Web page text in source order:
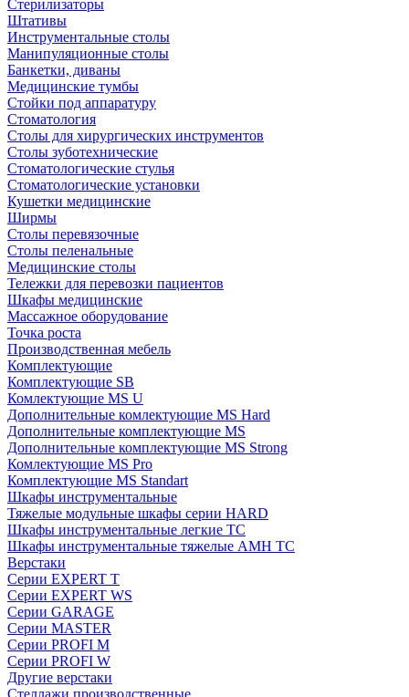
Стерилизаторы
Штативы
Инструментальные столы
Манипуляционные столы
Банкетки, диваны
Медицинские тумбы
Стойки под аппаратуру
Стоматология
Столы для хирургических инструментов
Столы зуботехнические
Стоматологические стулья
Стоматологические установки
Кушетки медицинские
Ширмы
Столы перевязочные
Столы пеленальные
Медицинские столы
Тележки для перевозки пациентов
Шкафы медицинские
Массажное оборудование
Точка роста
Производственная мебель
Комплектующие
Комплектующие SB
Комлектующие MS U
Дополнительные комлектующие MS Hard
Дополнительные комплектующие MS
Дополнительные комплектующие MS Strong
Комлектующие MS Pro
Комплектующие MS Standart
Шкафы инструментальные
Тяжелые модульные шкафы серии HARD
Шкафы инструментальные легкие ТС
Шкафы инструментальные тяжелые AMH TC
Верстаки
Серии EXPERT T
Серии EXPERT WS
Серии GARAGE
Серии MASTER
Серии PROFI M
Серии PROFI W
Другие верстаки
Стеллажи производственные